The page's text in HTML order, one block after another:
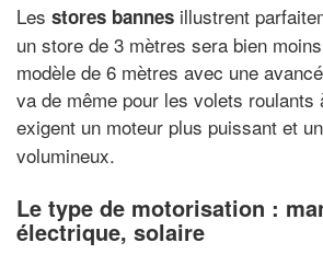
Les stores bannes illustrent
un store de 3 mètres sera bien
modèle de 6 mètres avec une
va de même pour les volets roulants
exigent un moteur plus puissant et un
volumineux.
Le type de motorisation :
électrique, solaire